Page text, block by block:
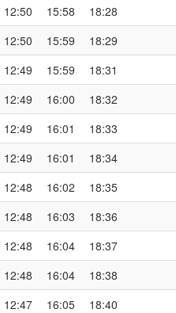
12:50 15:58 18:28
12:50 15:59 18:29
12:49 15:59 18:31
12:49 16:00 18:32
12:49 16:01 18:33
12:49 16:01 18:34
12:48 16:02 18:35
12:48 16:03 18:36
12:48 16:04 18:37
12:48 16:04 18:38
12:47 16:05 18:40